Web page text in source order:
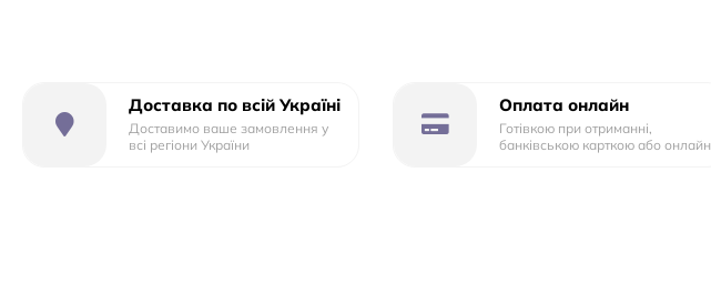
Доставка по всій Україні
Доставимо ваше замовлення у
всі регіони України
Оплата онлайн
Готівкою при отриманні,
банківською карткою або онлайн